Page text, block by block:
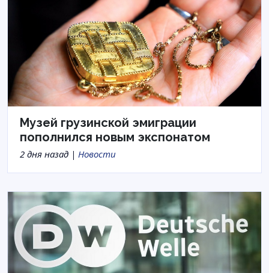
Музей грузинской эмиграции
пополнился новым экспонатом
2 дня назад | Новости